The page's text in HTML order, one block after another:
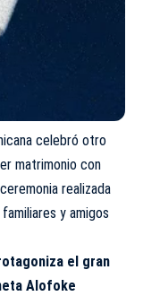
celebró otro
matrimonio con
realizada
y amigos
el gran
Alofoke